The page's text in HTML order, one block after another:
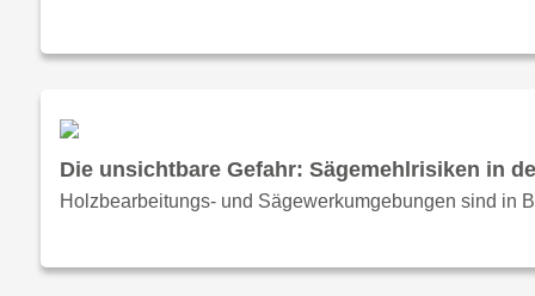
Die unsichtbare Gefahr: Sägemehlrisiken in
Holzbearbeitungs- und Sägewerkumgebungen sind in